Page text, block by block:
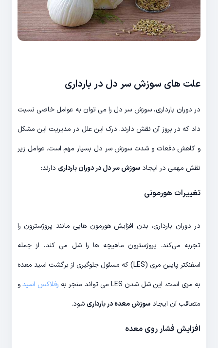
علت های سوزش سر دل در بارداری
در دوران بارداری، سوزش سر دل را می توان به عوامل خاصی نسبت
داد که در بروز آن نقش دارند. درک این علل در مدیریت این مشکل
و کاهش دفعات و شدت سوزش سر دل بسیار مهم است. عوامل زیر
نقش مهمی در ایجاد سوزش سر دل در دوران بارداری دارند:
تغییرات هورمونی
در دوران بارداری، بدن افزایش هورمون هایی مانند پروژسترون را
تجربه می‌کند. پروژسترون ماهیچه ها را شل می کند، از جمله
اسفنکتر پایین مری (LES) که مسئول جلوگیری از برگشت اسید معده
به مری است. این شل شدن LES می تواند منجر به
رفلاکس اسیدو
متعاقب آن ایجاد سوزش معده در بارداری شود.
افزایش فشار روی معده